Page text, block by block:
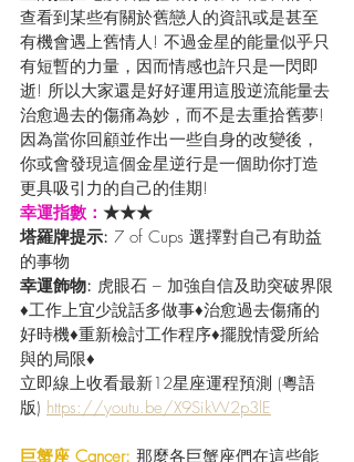
查看到某些有關於舊戀人的資訊或是甚至
有機會遇上舊情人! 不過金星的能量似乎只
有短暫的力量，因而情感也許只是一閃即
逝! 所以大家還是好好運用這股逆流能量去
治愈過去的傷痛為妙，而不是去重拾舊夢!
因為當你回顧並作出一些自身的改變後，
你或會發現這個金星逆行是一個助你打造
更具吸引力的自己的佳期!
幸運指數： ★★★
塔羅牌提示: 7 of Cups 選擇對自己有助益
的事物
幸運飾物: 虎眼石 – 加強自信及助突破界限
♦工作上宜少說話多做事♦治愈過去傷痛的
好時機♦重新檢討工作程序♦擺脫情愛所給
與的局限♦
立即線上收看最新12星座運程預測 (粵語
版) https://youtu.be/X9SikW2p3lE
巨蟹座 Cancer: 那麼各巨蟹座們在這些能